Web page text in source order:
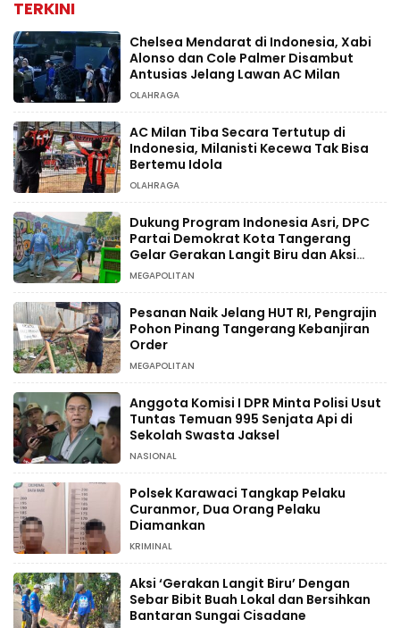
TERKINI
Chelsea Mendarat di Indonesia, Xabi
Alonso dan Cole Palmer Disambut
Antusias Jelang Lawan AC Milan
OLAHRAGA
AC Milan Tiba Secara Tertutup di
Indonesia, Milanisti Kecewa Tak Bisa
Bertemu Idola
OLAHRAGA
Dukung Program Indonesia Asri, DPC
Partai Demokrat Kota Tangerang
Gelar Gerakan Langit Biru dan Aksi
Tanam Pohon
MEGAPOLITAN
Pesanan Naik Jelang HUT RI, Pengrajin
Pohon Pinang Tangerang Kebanjiran
Order
MEGAPOLITAN
Anggota Komisi I DPR Minta Polisi Usut
Tuntas Temuan 995 Senjata Api di
Sekolah Swasta Jaksel
NASIONAL
Polsek Karawaci Tangkap Pelaku
Curanmor, Dua Orang Pelaku
Diamankan
KRIMINAL
Aksi ‘Gerakan Langit Biru’ Dengan
Sebar Bibit Buah Lokal dan Bersihkan
Bantaran Sungai Cisadane